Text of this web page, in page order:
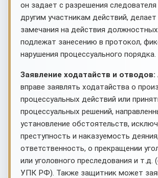
он задает с разрешения
другим участникам действий, делает
замечания на действия
подлежат занесению в протокол,
нарушения процессуального порядка.
Заявление ходатайств и отводов:
вправе заявлять ходатайства о
процессуальных действий или
процессуальных решений,
установление обстоятельств,
преступность и наказуемость
ответственность, о прекращении
или уголовного преследования и т.д.
УПК РФ). Также защитник может